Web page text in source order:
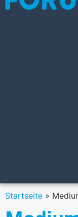
Startseite »